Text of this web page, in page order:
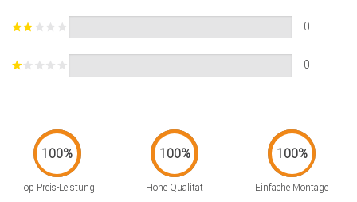
0
0
Top Preis-Leistung Hohe Qualität Einfache Montage